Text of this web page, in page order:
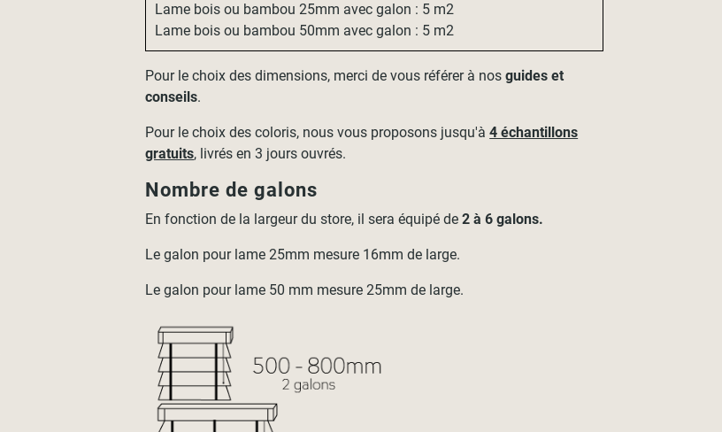
Lame bois ou bambou 25mm avec galon : 5 m2
Lame bois ou bambou 50mm avec galon : 5 m2
Pour le choix des dimensions, merci de vous référer à nosguides et
conseils.
Pour le choix des coloris, nous vous proposons jusqu'à4 échantillons
gratuits, livrés en 3 jours ouvrés.
Nombre de galons
En fonction de la largeur du store, il sera équipé de2 à 6 galons.
Le galon pour lame 25mm mesure 16mm de large.
Le galon pour lame 50 mm mesure 25mm de large.